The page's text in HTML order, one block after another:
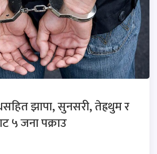
झापा, सुनसरी, तेह्रथुम र
५ जना पक्राउ